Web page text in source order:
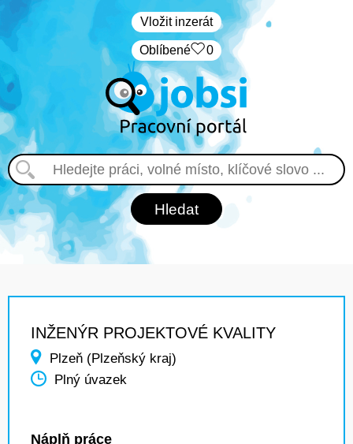
Vložit inzerát
Oblíbené 0
INŽENÝR PROJEKTOVÉ KVALITY
Plzeň (Plzeňský kraj)
Plný úvazek
Náplň práce